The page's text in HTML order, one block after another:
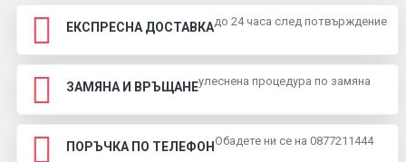
ЕКСПРЕСНА ДОСТАВКАдо 24 часа след потвърждение
ЗАМЯНА И ВРЪЩАНЕулеснена процедура по замяна
ПОРЪЧКА ПО ТЕЛЕФОН Обадете ни се на 0877211444